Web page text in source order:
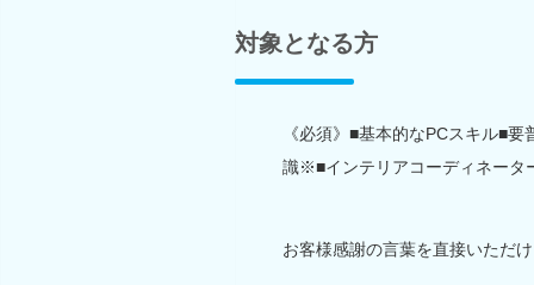
対象となる方
《必須》■基本的なPCスキル■
識※■インテリアコーディネータ
お客様感謝の言葉を直接いただ